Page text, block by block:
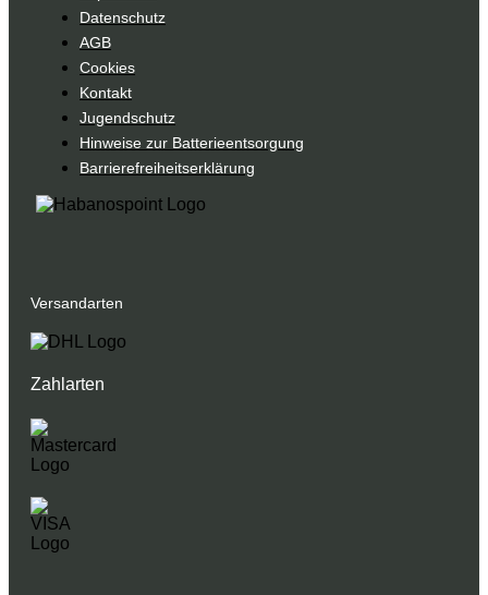
Datenschutz
AGB
Cookies
Kontakt
Jugendschutz
Hinweise zur Batterieentsorgung
Barrierefreiheitserklärung
Versandarten
Zahlarten